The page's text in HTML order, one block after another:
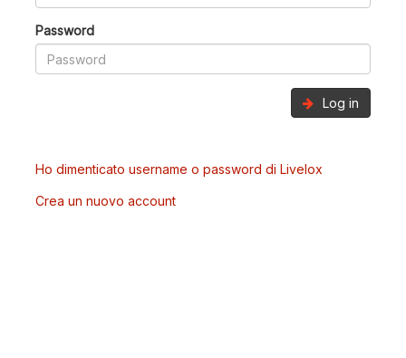
Password
Log in
Ho dimenticato username o password di Livelox
Crea un nuovo account